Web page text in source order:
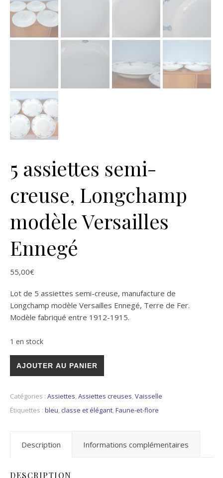
5 assiettes semi-
creuse, Longchamp
modèle Versailles
Ennegé
55,00€
Lot de 5 assiettes semi-creuse, manufacture de
Longchamp modèle Versailles Ennegé, Terre de Fer.
Modèle fabriqué entre 1912-1915.
1 en stock
AJOUTER AU PANIER
Catégories : Assiettes,Assiettes creuses,Vaisselle
Étiquettes : bleu,classe et élégant,Faune-et-flore
Description Informations complémentaires
DESCRIPTION